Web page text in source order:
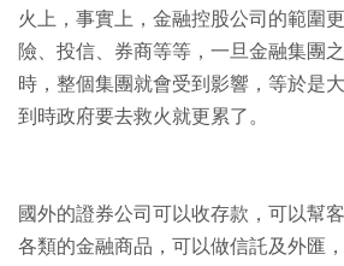
火上，事實上，金融控股公司的範圍
險、投信、券商等等，一旦金融集團
時，整個集團就會受到影響，等於是
到時政府要去救火就更累了。
國外的證券公司可以收存款，可以幫
各類的金融商品，可以做信託及外匯